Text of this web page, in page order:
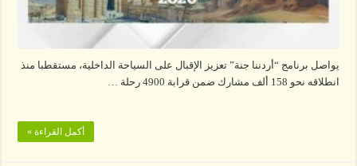
يواصل برنامج “أردننا جنة” تعزيز الإقبال على السياحة الداخلية، مستقطبا منذ
انطلاقه نحو 158 ألف مشارك ضمن قرابة 4900 رحلة …
أكمل القراءة »